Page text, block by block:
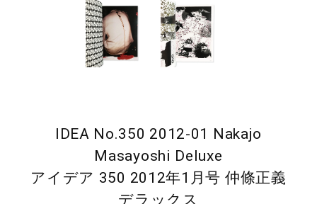
IDEA No.350 2012-01 Nakajo
Masayoshi Deluxe
アイデア 350 2012年1月号 仲條正義
デラックス